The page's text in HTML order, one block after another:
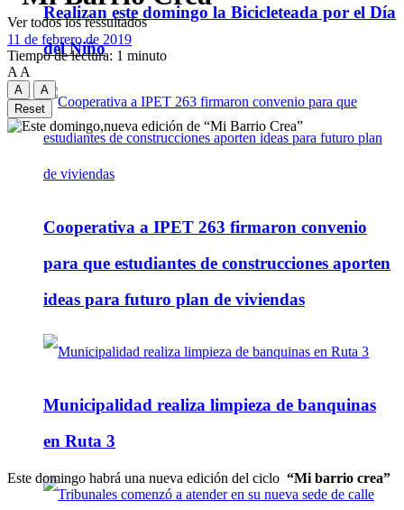
Realizan este domingo la Bicicleteada por el Día
del Niño
Cooperativa a IPET 263 firmaron convenio
para que estudiantes de construcciones aporten
ideas para futuro plan de viviendas
Municipalidad realiza limpieza de banquinas
en Ruta 3
Ver todos los ressultados
11 de febrero de 2019
Tiempo de lectura: 1 minuto
A A
A
A
Reset
Este domingo habrá una nueva edición del ciclo “Mi barrio crea”